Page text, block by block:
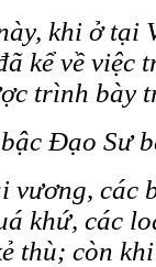
khi ở tại
kể về việc
trình bày
Ðạo Sư
vương, các
khứ, các
thù; còn